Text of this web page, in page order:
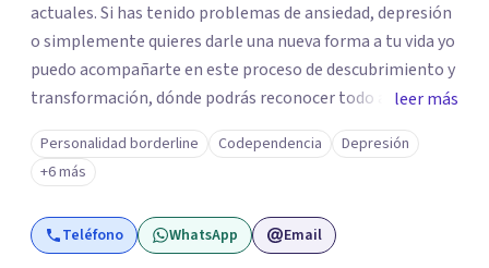
actuales. Si has tenido problemas de ansiedad, depresión
o simplemente quieres darle una nueva forma a tu vida yo
puedo acompañarte en este proceso de descubrimiento y
transformación, dónde podrás reconocer todo aquello
que te ha aqueja. Así que si buscas un espacio de compañía
seguro respetuoso y fraternal yo puedo acompañarte.
leer más
Personalidad borderline Codependencia
Depresión
+6 más
Teléfono WhatsApp Email